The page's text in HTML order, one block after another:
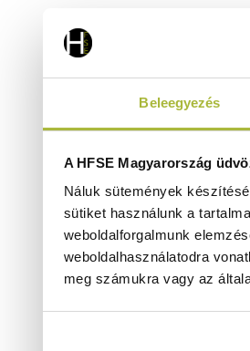
Beleegyezés
A HFSE Magyarország
Náluk sütemények
sütiket használunk a
weboldalforgalmunk
weboldalhasználatodra
meg számukra vagy az